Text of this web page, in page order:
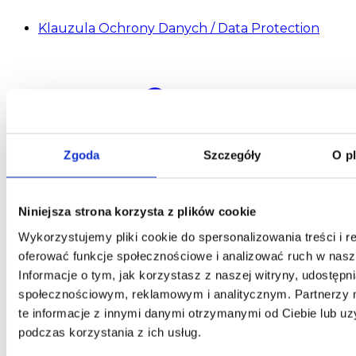
Zgoda Szczegóły O
Niniejsza strona korzysta z plików cookie
Wykorzystujemy pliki cookie do spersonalizowania treści i
oferować funkcje społecznościowe i analizować ruch w
Informacje o tym, jak korzystasz z naszej witryny,
społecznościowym, reklamowym i analitycznym. Partnerzy
te informacje z innymi danymi otrzymanymi od Ciebie lub
podczas korzystania z ich usług.
Klauzula Ochrony Danych / Data Protection